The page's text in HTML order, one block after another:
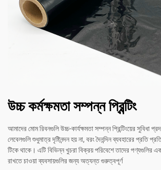
উচ্চ কর্মক্ষমতা সম্পন্ন প্রিন্টিং
আমাদের মোম রিবনগুলি উচ্চ-কার্যক্ষমতা সম্পন্ন প্রিন্টিংয়ের সুবিধা
লেবেলগুলি শুধুমাত্র দৃষ্টিনন্দন হয় না, বরং দৈনন্দিন ব্যবহারের প্রতি
টিকে থাকে। এটি বিভিন্ন খুচরা বিক্রয় পরিবেশে তাদের পণ্যগুলির
রাখতে চাওয়া ব্যবসায়গুলির জন্য অত্যন্ত গুরুত্বপূর্ণ